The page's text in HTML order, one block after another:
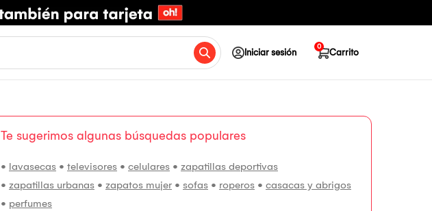
Iniciar sesión Carrito
0
Te sugerimos algunas búsquedas populares
• lavasecas • televisores • celulares • zapatillas deportivas
• zapatillas urbanas • zapatos mujer • sofas • roperos • casacas y abrigos
• perfumes